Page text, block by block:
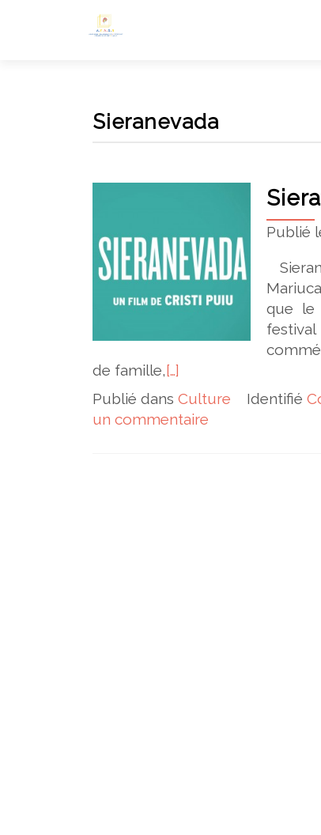
Sieranevada
Publié
que le
de famille,[…]
Publié dans Culture Identifié
un commentaire